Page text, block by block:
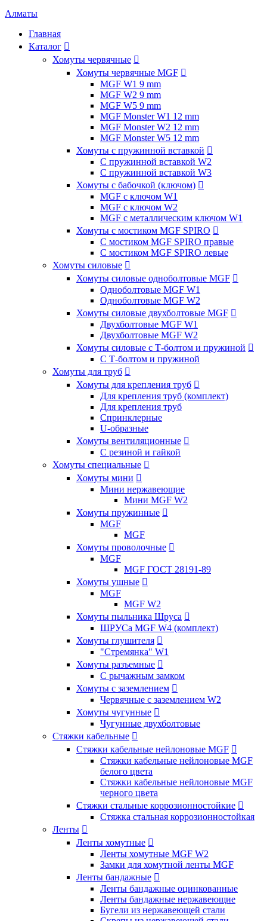
Алматы
Главная
Каталог 
Хомуты червячные 
Хомуты червячные MGF 
MGF W1 9 mm
MGF W2 9 mm
MGF W5 9 mm
MGF Monster W1 12 mm
MGF Monster W2 12 mm
MGF Monster W5 12 mm
Хомуты с пружинной вставкой 
С пружинной вставкой W2
С пружинной вставкой W3
Хомуты с бабочкой (ключом) 
MGF с ключом W1
MGF с ключом W2
MGF с металлическим ключом W1
Хомуты с мостиком MGF SPIRO 
С мостиком MGF SPIRO правые
С мостиком MGF SPIRO левые
Хомуты силовые 
Хомуты силовые одноболтовые MGF 
Одноболтовые MGF W1
Одноболтовые MGF W2
Хомуты силовые двухболтовые MGF 
Двухболтовые MGF W1
Двухболтовые MGF W2
Хомуты силовые с Т-болтом и пружиной 
С Т-болтом и пружиной
Хомуты для труб 
Хомуты для крепления труб 
Для крепления труб (комплект)
Для крепления труб
Спринклерные
U-образные
Хомуты вентиляционные 
С резиной и гайкой
Хомуты специальные 
Хомуты мини 
Мини нержавеющие
Мини MGF W2
Хомуты пружинные 
MGF
MGF
Хомуты проволочные 
MGF
MGF ГОСТ 28191-89
Хомуты ушные 
MGF
MGF W2
Хомуты пыльника Шруса 
ШРУСа MGF W4 (комплект)
Хомуты глушителя 
"Стремянка" W1
Хомуты разъемные 
С рычажным замком
Хомуты с заземлением 
Червячные с заземлением W2
Хомуты чугунные 
Чугунные двухболтовые
Стяжки кабельные 
Стяжки кабельные нейлоновые MGF 
Стяжки кабельные нейлоновые MGF
белого цвета
Стяжки кабельные нейлоновые MGF
черного цвета
Стяжки стальные коррозионностойкие 
Стяжка стальная коррозионностойкая
Ленты 
Ленты хомутные 
Ленты хомутные MGF W2
Замки для хомутной ленты MGF
Ленты бандажные 
Ленты бандажные оцинкованные
Ленты бандажные нержавеющие
Бугели из нержавеющей стали